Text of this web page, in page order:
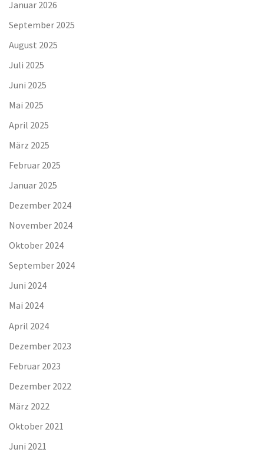
Januar 2026
September 2025
August 2025
Juli 2025
Juni 2025
Mai 2025
April 2025
März 2025
Februar 2025
Januar 2025
Dezember 2024
November 2024
Oktober 2024
September 2024
Juni 2024
Mai 2024
April 2024
Dezember 2023
Februar 2023
Dezember 2022
März 2022
Oktober 2021
Juni 2021